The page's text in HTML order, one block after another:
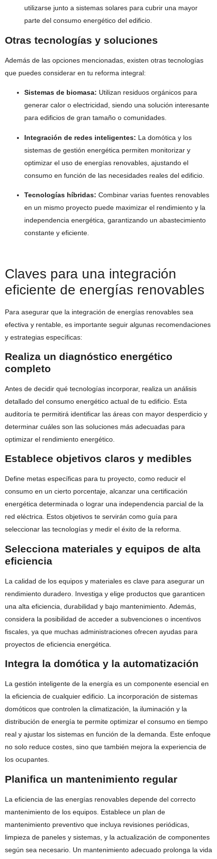
utilizarse junto a sistemas solares para cubrir una mayor
parte del consumo energético del edificio.
Otras tecnologías y soluciones
Además de las opciones mencionadas, existen otras tecnologías
que puedes considerar en tu reforma integral:
Sistemas de biomasa: Utilizan residuos orgánicos para
generar calor o electricidad, siendo una solución interesante
para edificios de gran tamaño o comunidades.
Integración de redes inteligentes: La domótica y los
sistemas de gestión energética permiten monitorizar y
optimizar el uso de energías renovables, ajustando el
consumo en función de las necesidades reales del edificio.
Tecnologías híbridas: Combinar varias fuentes renovables
en un mismo proyecto puede maximizar el rendimiento y la
independencia energética, garantizando un abastecimiento
constante y eficiente.
Claves para una integración
eficiente de energías renovables
Para asegurar que la integración de energías renovables sea
efectiva y rentable, es importante seguir algunas recomendaciones
y estrategias específicas:
Realiza un diagnóstico energético
completo
Antes de decidir qué tecnologías incorporar, realiza un análisis
detallado del consumo energético actual de tu edificio. Esta
auditoría te permitirá identificar las áreas con mayor desperdicio y
determinar cuáles son las soluciones más adecuadas para
optimizar el rendimiento energético.
Establece objetivos claros y medibles
Define metas específicas para tu proyecto, como reducir el
consumo en un cierto porcentaje, alcanzar una certificación
energética determinada o lograr una independencia parcial de la
red eléctrica. Estos objetivos te servirán como guía para
seleccionar las tecnologías y medir el éxito de la reforma.
Selecciona materiales y equipos de alta
eficiencia
La calidad de los equipos y materiales es clave para asegurar un
rendimiento duradero. Investiga y elige productos que garanticen
una alta eficiencia, durabilidad y bajo mantenimiento. Además,
considera la posibilidad de acceder a subvenciones o incentivos
fiscales, ya que muchas administraciones ofrecen ayudas para
proyectos de eficiencia energética.
Integra la domótica y la automatización
La gestión inteligente de la energía es un componente esencial en
la eficiencia de cualquier edificio. La incorporación de sistemas
domóticos que controlen la climatización, la iluminación y la
distribución de energía te permite optimizar el consumo en tiempo
real y ajustar los sistemas en función de la demanda. Este enfoque
no solo reduce costes, sino que también mejora la experiencia de
los ocupantes.
Planifica un mantenimiento regular
La eficiencia de las energías renovables depende del correcto
mantenimiento de los equipos. Establece un plan de
mantenimiento preventivo que incluya revisiones periódicas,
limpieza de paneles y sistemas, y la actualización de componentes
según sea necesario. Un mantenimiento adecuado prolonga la vida